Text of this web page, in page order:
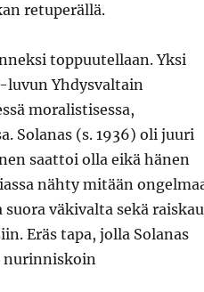
retuperällä.
toppuutellaan. Yksi
luvun Yhdysvaltain
moralistisessa,
Solanas (s. 1936) oli juuri
saattoi olla eikä hänen
nähty mitään
väkivalta sekä
Eräs tapa, jolla Solanas
nurinniskoin